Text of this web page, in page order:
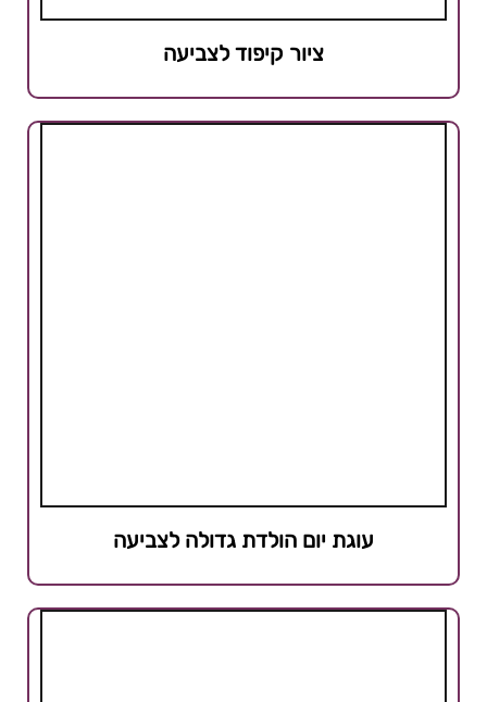
ציור קיפוד לצביעה
עוגת יום הולדת גדולה לצביעה